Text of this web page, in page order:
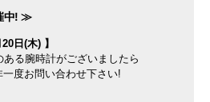
中! ≫
日(木) 】
る腕時計がございましたら
一度お問い合わせ下さい!